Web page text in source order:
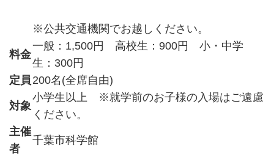
※公共交通機関でお越しください。
料金
一般：1,500円 高校生：900円 小・中学
生：300円
定員 200名(全席自由)
対象
小学生以上 ※就学前のお子様の入場はご遠慮
ください。
主催
者
千葉市科学館